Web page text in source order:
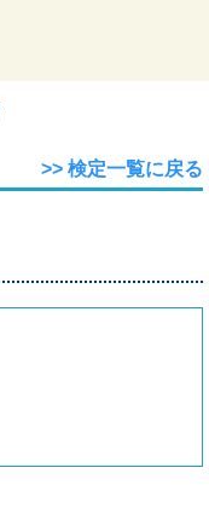
>> 検定一覧に戻る